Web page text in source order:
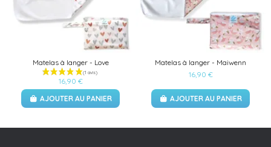
Matelas à langer - Love
16,90 €
AJOUTER AU PANIER
Matelas à langer - Maiwenn
16,90 €
AJOUTER AU PANIER